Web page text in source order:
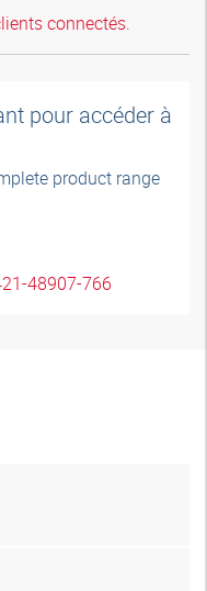
connectés.
pour accéder à
product range
48907-766